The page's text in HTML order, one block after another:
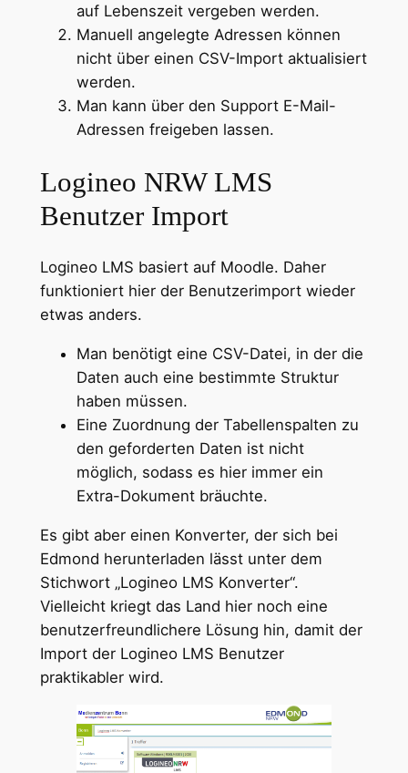
auf Lebenszeit vergeben werden.
Manuell angelegte Adressen können
nicht über einen CSV-Import aktualisiert
werden.
Man kann über den Support E-Mail-
Adressen freigeben lassen.
Logineo NRW LMS
Benutzer Import
Logineo LMS basiert auf Moodle. Daher
funktioniert hier der Benutzerimport wieder
etwas anders.
Man benötigt eine CSV-Datei, in der die
Daten auch eine bestimmte Struktur
haben müssen.
Eine Zuordnung der Tabellenspalten zu
den geforderten Daten ist nicht
möglich, sodass es hier immer ein
Extra-Dokument bräuchte.
Es gibt aber einen Konverter, der sich bei
Edmond herunterladen lässt unter dem
Stichwort „Logineo LMS Konverter“.
Vielleicht kriegt das Land hier noch eine
benutzerfreundlichere Lösung hin, damit der
Import der Logineo LMS Benutzer
praktikabler wird.